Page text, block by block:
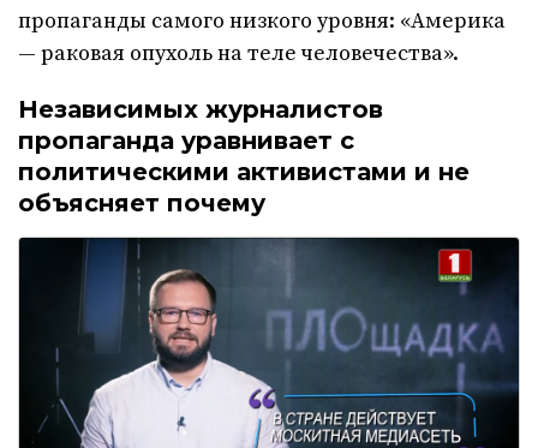
пропаганды самого низкого уровня: «Америка
— раковая опухоль на теле человечества».
Независимых журналистов
пропаганда уравнивает с
политическими активистами и не
объясняет почему